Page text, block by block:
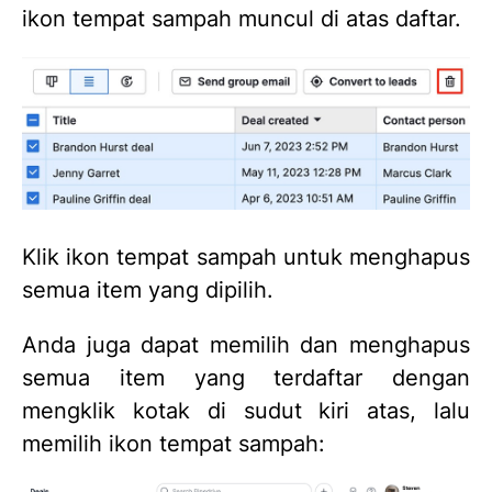
ikon tempat sampah muncul di atas daftar.
Klik ikon tempat sampah untuk menghapus
semua item yang dipilih.
Anda juga dapat memilih dan menghapus
semua item yang terdaftar dengan
mengklik kotak di sudut kiri atas, lalu
memilih ikon tempat sampah: